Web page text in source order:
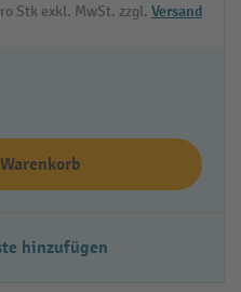
Stk exkl. MwSt. zzgl. Versand
hinzufügen